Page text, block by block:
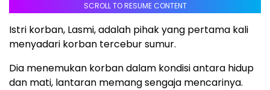
SCROLL TO RESUME CONTENT
Istri korban, Lasmi, adalah pihak yang pertama kali
menyadari korban tercebur sumur.
Dia menemukan korban dalam kondisi antara hidup
dan mati, lantaran memang sengaja mencarinya.